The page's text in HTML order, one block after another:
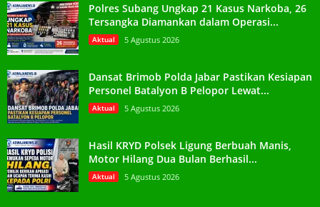
Polres Subang Ungkap 21 Kasus Narkoba, 26
Tersangka Diamankan dalam Operasi...
Aktual 5 Agustus 2026
Dansat Brimob Polda Jabar Pastikan Kesiapan
Personel Batalyon B Pelopor Lewat...
Aktual 5 Agustus 2026
Hasil KRYD Polsek Ligung Berbuah Manis,
Motor Hilang Dua Bulan Berhasil...
Aktual 5 Agustus 2026